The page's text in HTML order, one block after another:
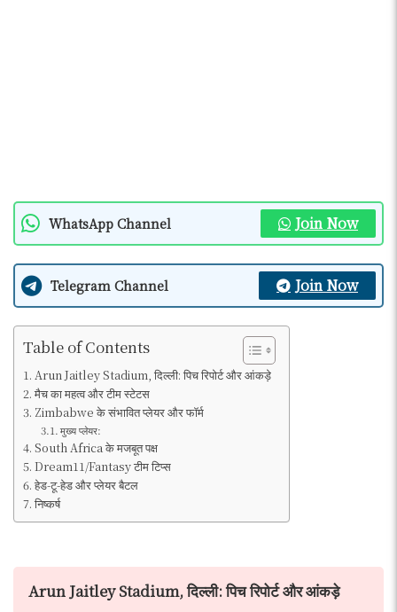
WhatsApp Channel Join Now
Telegram Channel Join Now
Table of Contents
Arun Jaitley Stadium, दिल्ली: पिच रिपोर्ट और आंकड़े
मैच का महत्व और टीम स्टेटस
Zimbabwe के संभावित प्लेयर और फॉर्म
मुख्य प्लेयर:
South Africa के मजबूत पक्ष
Dream11/Fantasy टीम टिप्स
हेड-टू-हेड और प्लेयर बैटल
निष्कर्ष
Arun Jaitley Stadium, दिल्ली: पिच रिपोर्ट और आंकड़े